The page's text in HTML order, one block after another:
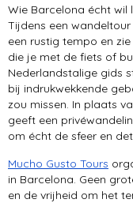
musea
Port Vell
Wie Barcelona écht wil
Tijdens een
een rustig tempo en
die je met de fiets of
Nederlandstalige gids
bij indrukwekkende
zou missen. In plaats
geeft een
om écht de sfeer en
Mucho Gusto Tours
in Barcelona. Geen
en de vrijheid om het